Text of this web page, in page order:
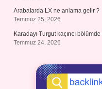
Arabalarda LX ne anlama gelir ?
Temmuz 25, 2026
Karadayı Turgut kaçıncı
Temmuz 24, 2026